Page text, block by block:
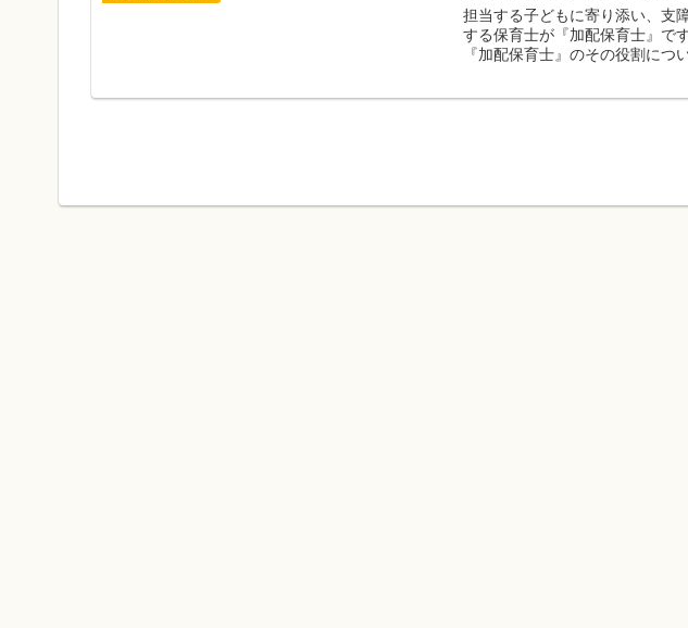
担当する子どもに寄り添い、支
する保育士が『加配保育士』で
『加配保育士』のその役割につ